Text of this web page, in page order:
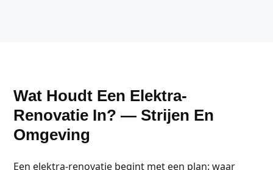
Wat Houdt Een Elektra-
Renovatie In? — Strijen En
Omgeving
Een elektra-renovatie begint met een plan: waar